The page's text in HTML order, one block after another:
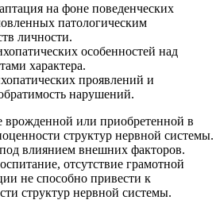
на фоне поведенческих
патологическим
личности.
особенностей над
характера.
проявлений и
нарушений.
врожденной или приобретенной в
структур нервной системы.
влиянием внешних факторов.
отсутствие грамотной
не способно привести к
структур нервной системы.